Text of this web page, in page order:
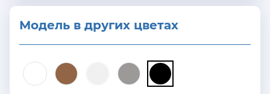
Модель в других цветах